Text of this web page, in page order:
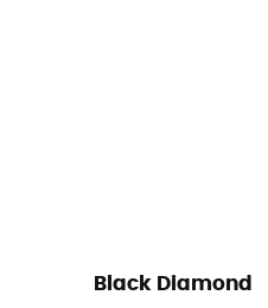
Black Diamond